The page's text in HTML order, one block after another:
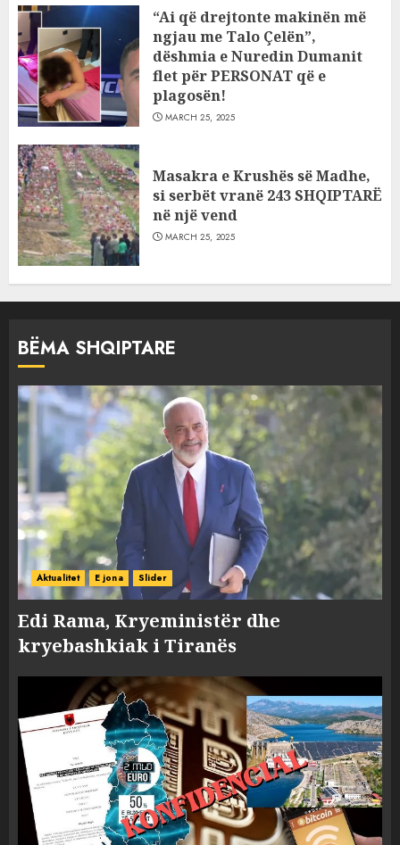
“Ai që drejtonte makinën më
ngjau me Talo Çelën”,
dëshmia e Nuredin Dumanit
flet për PERSONAT që e
plagosën!
MARCH 25, 2025
Masakra e Krushës së Madhe,
si serbët vranë 243 SHQIPTARË
në një vend
MARCH 25, 2025
BËMA SHQIPTARE
Aktualitet E jona Slider
Edi Rama, Kryeministër dhe
kryebashkiak i Tiranës